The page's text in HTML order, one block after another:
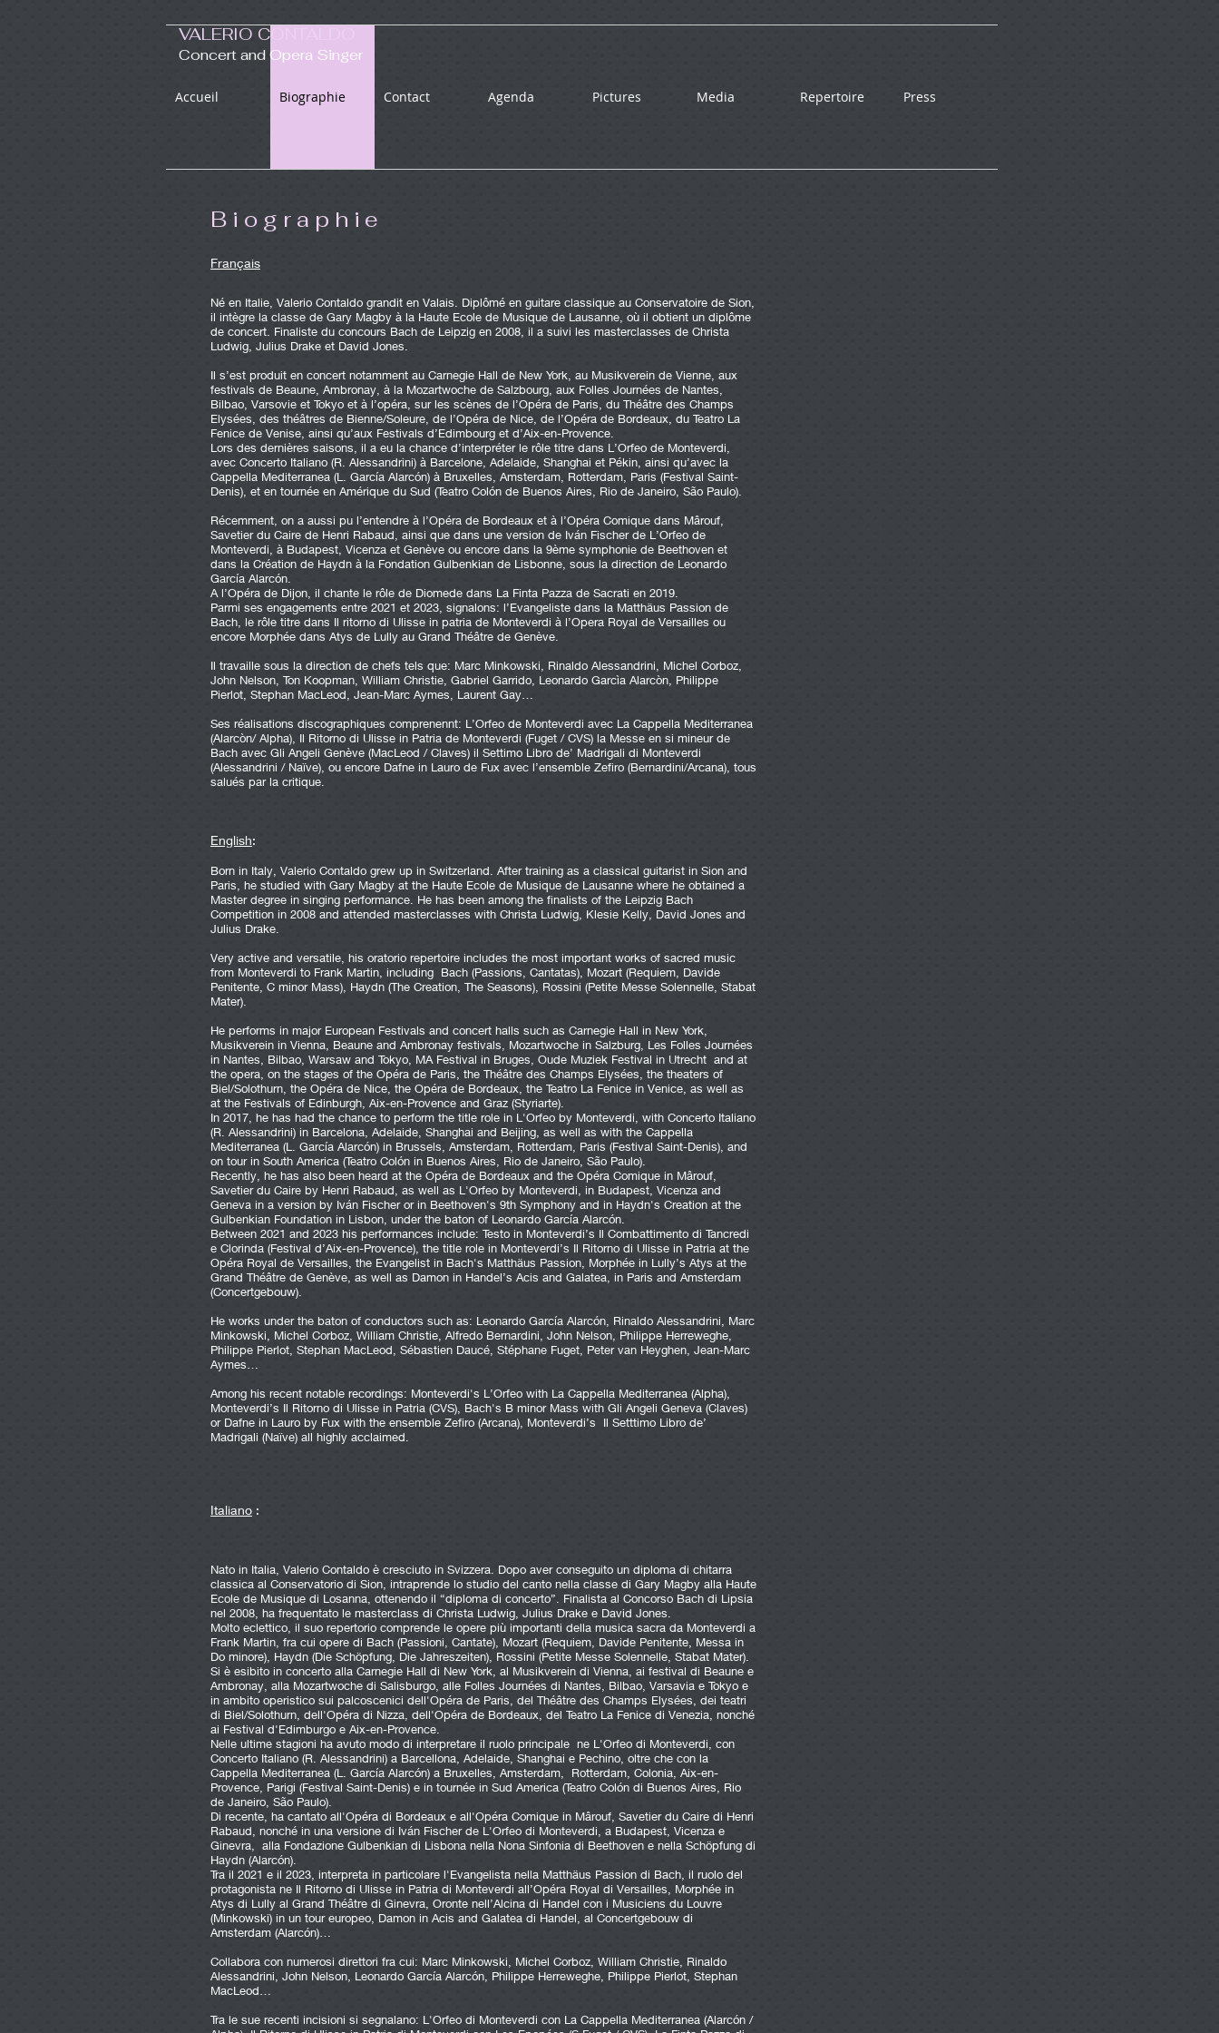
Accueil Biographie Contact Agenda Pictures Media Repertoire Press
VALERIO CONTALDO
Concert and Opera Singer
B i o g r a p h ie
Français
Né en Italie, Valerio Contaldo grandit en Valais. Diplômé en guitare classique au Conservatoire de Sion,
il intègre la classe de Gary Magby à la Haute Ecole de Musique de Lausanne, où il obtient un diplôme
de concert. Finaliste du concours Bach de Leipzig en 2008, il a suivi les masterclasses de Christa
Ludwig, Julius Drake et David Jones.
Il s’est produit en concert notamment au Carnegie Hall de New York, au Musikverein de Vienne, aux
festivals de Beaune, Ambronay, à la Mozartwoche de Salzbourg, aux Folles Journées de Nantes,
Bilbao, Varsovie et Tokyo et à l’opéra, sur les scènes de l’Opéra de Paris, du Théâtre des Champs
Elysées, des théâtres de Bienne/Soleure, de l’Opéra de Nice, de l’Opéra de Bordeaux, du Teatro La
Fenice de Venise, ainsi qu’aux Festivals d’Edimbourg et d’Aix-en-Provence.
Lors des dernières saisons, il a eu la chance d’interpréter le rôle titre dans L’Orfeo de Monteverdi,
avec Concerto Italiano (R. Alessandrini) à Barcelone, Adelaide, Shanghai et Pékin, ainsi qu’avec la
Cappella Mediterranea (L. García Alarcón) à Bruxelles, Amsterdam, Rotterdam, Paris (Festival Saint-
Denis), et en tournée en Amérique du Sud (Teatro Colón de Buenos Aires, Rio de Janeiro, São Paulo).
Récemment, on a aussi pu l’entendre à l’Opéra de Bordeaux et à l’Opéra Comique dans Mârouf,
Savetier du Caire de Henri Rabaud, ainsi que dans une version de Iván Fischer de L’Orfeo de
Monteverdi, à Budapest, Vicenza et Genève ou encore dans la 9ème symphonie de Beethoven et
dans la Création de Haydn à la Fondation Gulbenkian de Lisbonne, sous la direction de Leonardo
García Alarcón.
A l’Opéra de Dijon, il chante le rôle de Diomede dans La Finta Pazza de Sacrati en 2019.
Parmi ses engagements entre 2021 et 2023, signalons: l’Evangeliste dans la Matthäus Passion de
Bach, le rôle titre dans Il ritorno di Ulisse in patria de Monteverdi à l’Opera Royal de Versailles ou
encore Morphée dans Atys de Lully au Grand Théâtre de Genève.
Il travaille sous la direction de chefs tels que: Marc Minkowski, Rinaldo Alessandrini, Michel Corboz,
John Nelson, Ton Koopman, William Christie, Gabriel Garrido, Leonardo Garcìa Alarcòn, Philippe
Pierlot, Stephan MacLeod, Jean-Marc Aymes, Laurent Gay…
Ses réalisations discographiques comprenennt: L’Orfeo de Monteverdi avec La Cappella Mediterranea
(Alarcòn/ Alpha), Il Ritorno di Ulisse in Patria de Monteverdi (Fuget / CVS) la Messe en si mineur de
Bach avec Gli Angeli Genève (MacLeod / Claves) il Settimo Libro de’ Madrigali di Monteverdi
(Alessandrini / Naïve), ou encore Dafne in Lauro de Fux avec l’ensemble Zefiro (Bernardini/Arcana), tous
salués par la critique.
English:
Born in Italy, Valerio Contaldo grew up in Switzerland. After training as a classical guitarist in Sion and
Paris, he studied with Gary Magby at the Haute Ecole de Musique de Lausanne where he obtained a
Master degree in singing performance. He has been among the finalists of the Leipzig Bach
Competition in 2008 and attended masterclasses with Christa Ludwig, Klesie Kelly, David Jones and
Julius Drake.
Very active and versatile, his oratorio repertoire includes the most important works of sacred music
from Monteverdi to Frank Martin, including Bach (Passions, Cantatas), Mozart (Requiem, Davide
Penitente, C minor Mass), Haydn (The Creation, The Seasons), Rossini (Petite Messe Solennelle, Stabat
Mater).
He performs in major European Festivals and concert halls such as Carnegie Hall in New York,
Musikverein in Vienna, Beaune and Ambronay festivals, Mozartwoche in Salzburg, Les Folles Journées
in Nantes, Bilbao, Warsaw and Tokyo, MA Festival in Bruges, Oude Muziek Festival in Utrecht and at
the opera, on the stages of the Opéra de Paris, the Théâtre des Champs Elysées, the theaters of
Biel/Solothurn, the Opéra de Nice, the Opéra de Bordeaux, the Teatro La Fenice in Venice, as well as
at the Festivals of Edinburgh, Aix-en-Provence and Graz (Styriarte).
In 2017, he has had the chance to perform the title role in L'Orfeo by Monteverdi, with Concerto Italiano
(R. Alessandrini) in Barcelona, ​​Adelaide, Shanghai and Beijing, as well as with the Cappella
Mediterranea (L. García Alarcón) in Brussels, Amsterdam, Rotterdam, Paris (Festival Saint-Denis), and
on tour in South America (Teatro Colón in Buenos Aires, Rio de Janeiro, São Paulo).
Recently, he has also been heard at the Opéra de Bordeaux and the Opéra Comique in Mârouf,
Savetier du Caire by Henri Rabaud, as well as L'Orfeo by Monteverdi, in Budapest, Vicenza and
Geneva in a version by Iván Fischer or in Beethoven's 9th Symphony and in Haydn's Creation at the
Gulbenkian Foundation in Lisbon, under the baton of Leonardo García Alarcón.
Between 2021 and 2023 his performances include: Testo in Monteverdi’s Il Combattimento di Tancredi
e Clorinda (Festival d’Aix-en-Provence), the title role in Monteverdi’s Il Ritorno di Ulisse in Patria at the
Opéra Royal de Versailles, the Evangelist in Bach's Matthäus Passion, Morphée in Lully’s Atys at the
Grand Théâtre de Genève, as well as Damon in Handel’s Acis and Galatea, in Paris and Amsterdam
(Concertgebouw).
He works under the baton of conductors such as: Leonardo García Alarcón, Rinaldo Alessandrini, Marc
Minkowski, Michel Corboz, William Christie, Alfredo Bernardini, John Nelson, Philippe Herreweghe,
Philippe Pierlot, Stephan MacLeod, Sébastien Daucé, Stéphane Fuget, Peter van Heyghen, Jean-Marc
Aymes…
Among his recent notable recordings: Monteverdi's L’Orfeo with La Cappella Mediterranea (Alpha),
Monteverdi’s Il Ritorno di Ulisse in Patria (CVS), Bach's B minor Mass with Gli Angeli Geneva (Claves)
or Dafne in Lauro by Fux with the ensemble Zefiro (Arcana), Monteverdi’s Il Setttimo Libro de’
Madrigali (Naïve) all highly acclaimed.
Italiano :
Nato in Italia, Valerio Contaldo è cresciuto in Svizzera. Dopo aver conseguito un diploma di chitarra
classica al Conservatorio di Sion, intraprende lo studio del canto nella classe di Gary Magby alla Haute
Ecole de Musique di Losanna, ottenendo il “diploma di concerto”. Finalista al Concorso Bach di Lipsia
nel 2008, ha frequentato le masterclass di Christa Ludwig, Julius Drake e David Jones.
Molto eclettico, il suo repertorio comprende le opere più importanti della musica sacra da Monteverdi a
Frank Martin, fra cui opere di Bach (Passioni, Cantate), Mozart (Requiem, Davide Penitente, Messa in
Do minore), Haydn (Die Schöpfung, Die Jahreszeiten), Rossini (Petite Messe Solennelle, Stabat Mater).
Si è esibito in concerto alla Carnegie Hall di New York, al Musikverein di Vienna, ai festival di Beaune e
Ambronay, alla Mozartwoche di Salisburgo, alle Folles Journées di Nantes, Bilbao, Varsavia e Tokyo e
in ambito operistico sui palcoscenici dell'Opéra de Paris, del Théâtre des Champs Elysées, dei teatri
di Biel/Solothurn, dell'Opéra di Nizza, dell'Opéra de Bordeaux, del Teatro La Fenice di Venezia, nonché
ai Festival d'Edimburgo e Aix-en-Provence.
Nelle ultime stagioni ha avuto modo di interpretare il ruolo principale ne L'Orfeo di Monteverdi, con
Concerto Italiano (R. Alessandrini) a Barcellona, ​​Adelaide, Shanghai e Pechino, oltre che con la
Cappella Mediterranea (L. García Alarcón) a Bruxelles, Amsterdam, Rotterdam, Colonia, Aix-en-
Provence, Parigi (Festival Saint-Denis) e in tournée in Sud America (Teatro Colón di Buenos Aires, Rio
de Janeiro, São Paulo).
Di recente, ha cantato all'Opéra di Bordeaux e all'Opéra Comique in Mârouf, Savetier du Caire di Henri
Rabaud, nonché in una versione di Iván Fischer de L'Orfeo di Monteverdi, a Budapest, Vicenza e
Ginevra, alla Fondazione Gulbenkian di Lisbona nella Nona Sinfonia di Beethoven e nella Schöpfung di
Haydn (Alarcón).
Tra il 2021 e il 2023, interpreta in particolare l'Evangelista nella Matthäus Passion di Bach, il ruolo del
protagonista ne Il Ritorno di Ulisse in Patria di Monteverdi all’Opéra Royal di Versailles, Morphée in
Atys di Lully al Grand Théâtre di Ginevra, Oronte nell’Alcina di Handel con i Musiciens du Louvre
(Minkowski) in un tour europeo, Damon in Acis and Galatea di Handel, al Concertgebouw di
Amsterdam (Alarcón)…
Collabora con numerosi direttori fra cui: Marc Minkowski, Michel Corboz, William Christie, Rinaldo
Alessandrini, John Nelson, Leonardo García Alarcón, Philippe Herreweghe, Philippe Pierlot, Stephan
MacLeod…
Tra le sue recenti incisioni si segnalano: L'Orfeo di Monteverdi con La Cappella Mediterranea (Alarcón /